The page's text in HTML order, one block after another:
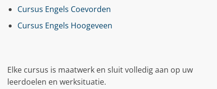
Cursus Engels Coevorden
Cursus Engels Hoogeveen
Elke cursus is maatwerk en sluit volledig aan op uw
leerdoelen en werksituatie.